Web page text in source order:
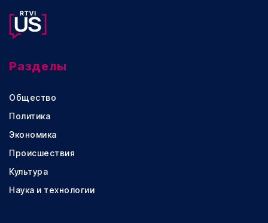
Разделы
Общество
Политика
Экономика
Происшествия
Культура
Наука и технологии